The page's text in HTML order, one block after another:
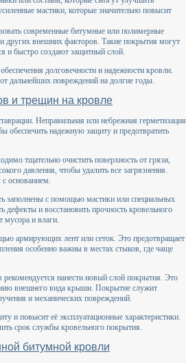
мастики, которые значительно повысит
современные битумные или полимерные
других внешних факторов. Такие покрытия могут
и быстро создают защитный слой.
долговечности и надежности кровли.
дальнейших повреждений на долгие годы.
и трещин на кровле
Неправильная или небрежная герметизация
обеспечить надежную защиту и предотвратить
тщательно очистить поверхность от грязи,
давления, чтобы удалить все загрязнения.
основанием.
заполнены с помощью мастики или специальных
и восстановить прочность кровельного
мусора и влаги.
армирующих лент или сеток. Это предотвращает
особенно важны в местах стыков, где чаще
нанести новый слой покрытия. Это
внешнего вида крыши. Покрытие служит
и механических повреждений.
и повысит её эксплуатационные характеристики.
срок службы кровельного покрытия.
битумной кровли